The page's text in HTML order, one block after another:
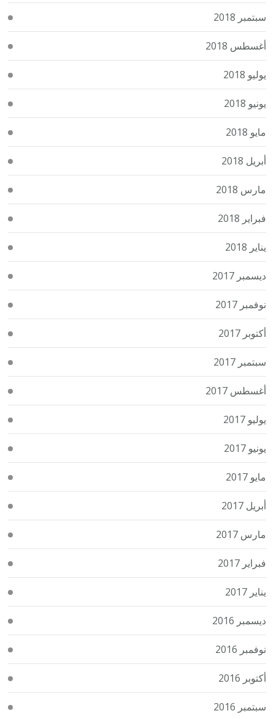
سبتمبر 2018
أغسطس 2018
يوليو 2018
يونيو 2018
مايو 2018
أبريل 2018
مارس 2018
فبراير 2018
يناير 2018
ديسمبر 2017
نوفمبر 2017
أكتوبر 2017
سبتمبر 2017
أغسطس 2017
يوليو 2017
يونيو 2017
مايو 2017
أبريل 2017
مارس 2017
فبراير 2017
يناير 2017
ديسمبر 2016
نوفمبر 2016
أكتوبر 2016
سبتمبر 2016